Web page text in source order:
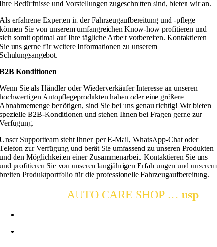
Ihre Bedürfnisse und Vorstellungen zugeschnitten sind, bieten wir an.
Als erfahrene Experten in der Fahrzeugaufbereitung und -pflege
können Sie von unserem umfangreichen Know-how profitieren und
sich somit optimal auf Ihre tägliche Arbeit vorbereiten. Kontaktieren
Sie uns gerne für weitere Informationen zu unserem
Schulungsangebot.
B2B Konditionen
Wenn Sie als Händler oder Wiederverkäufer Interesse an unseren
hochwertigen Autopflegeprodukten haben oder eine größere
Abnahmemenge benötigen, sind Sie bei uns genau richtig! Wir bieten
spezielle B2B-Konditionen und stehen Ihnen bei Fragen gerne zur
Verfügung.
Unser Supportteam steht Ihnen per E-Mail, WhatsApp-Chat oder
Telefon zur Verfügung und berät Sie umfassend zu unseren Produkten
und den Möglichkeiten einer Zusammenarbeit. Kontaktieren Sie uns
und profitieren Sie von unseren langjährigen Erfahrungen und unserem
breiten Produktportfolio für die professionelle Fahrzeugaufbereitung.
AUTO CARE SHOP … usp